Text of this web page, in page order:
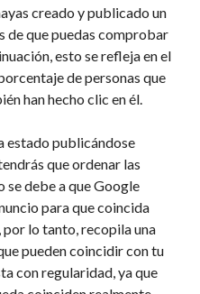
creado y publicado un
de que puedas comprobar
esto se refleja en el
de personas que
han hecho clic en él.
estado publicándose
que ordenar las
se debe a que Google
para que coincida
por lo tanto, recopila una
pueden coincidir con tu
con regularidad, ya que